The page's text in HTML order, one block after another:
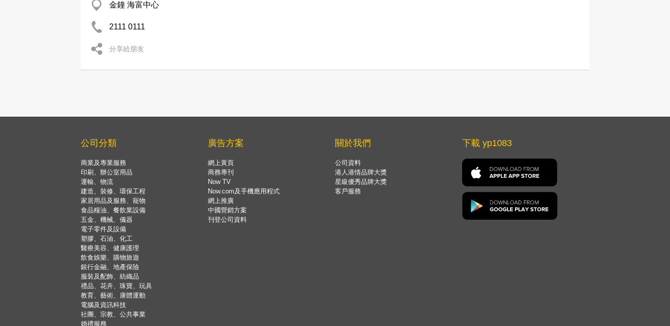
金鐘 海富中心
2111 0111
分享給朋友
公司分類
商業及專業服務
印刷、辦公室用品
運輸、物流
建造、裝修、環保工程
家居用品及服務、寵物
食品糧油、餐飲業設備
五金、機械、儀器
電子零件及設備
塑膠、石油、化工
醫療美容、健康護理
飲食娛樂、購物旅遊
銀行金融、地產保險
服裝及配飾、紡織品
禮品、花卉、珠寶、玩具
教育、藝術、康體運動
電腦及資訊科技
社團、宗教、公共事業
婚禮服務
廣告方案
網上黃頁
商務專刊
Now TV
Now.com及手機應用程式
網上推廣
中國營銷方案
刊登公司資料
關於我們
公司資料
港人港情品牌大獎
星級優秀品牌大獎
客戶服務
下載 yp1083